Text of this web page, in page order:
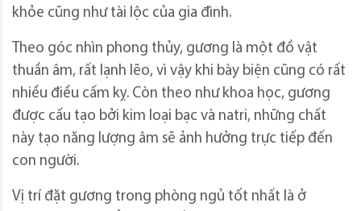
khỏe cũng như tài lộc của gia đình.
Theo góc nhìn phong thủy, gương là một đồ vật
thuần âm, rất lạnh lẽo, vì vậy khi bày biện cũng có rất
nhiều điều cấm kỵ. Còn theo như khoa học, gương
được cấu tạo bởi kim loại bạc và natri, những chất
này tạo năng lượng âm sẽ ảnh hưởng trực tiếp đến
con người.
Vị trí đặt gương trong phòng ngủ tốt nhất là ở